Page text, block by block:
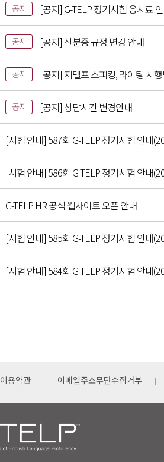
공지 [공지] G-TELP 정기시험 응시료
공지 [공지] 신분증 규정 변경 안내
공지 [공지] 지텔프 스피킹, 라이팅 시
공지 [공지] 상담시간 변경안내
[시험 안내] 587회 G-TELP 정기시험 안내
[시험 안내] 586회 G-TELP 정기시험 안내
G-TELP HR 공식 웹사이트 오픈 안내
[시험 안내] 585회 G-TELP 정기시험 안내
[시험 안내] 584회 G-TELP 정기시험 안내
이용약관 이메일주소무단수집거부